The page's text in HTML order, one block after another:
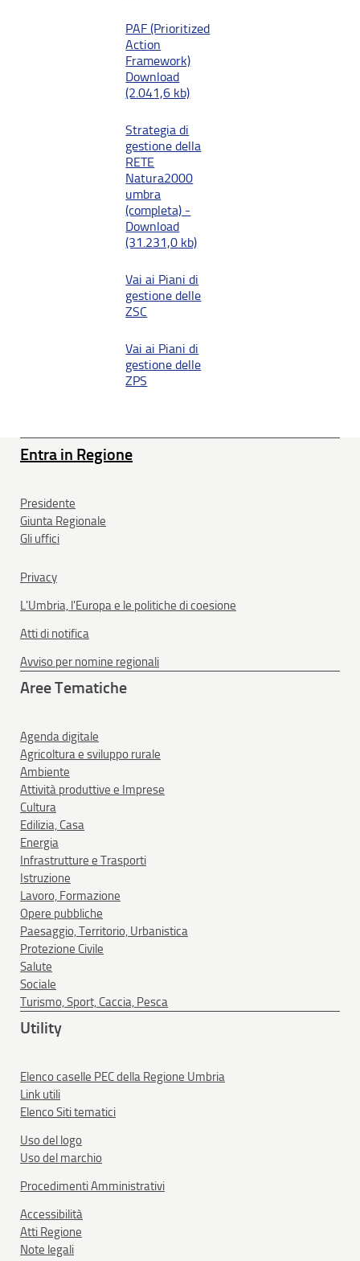
PAF (Prioritized
Action
Framework)
Download
(2.041,6 kb)
Strategia di
gestione della
RETE
Natura2000
umbra
(completa) -
Download
(31.231,0 kb)
Vai ai Piani di
gestione delle
ZSC
Vai ai Piani di
gestione delle
ZPS
Entra in Regione
Presidente
Giunta Regionale
Gli uffici
Privacy
L'Umbria, l'Europa e le politiche di coesione
Atti di notifica
Avviso per nomine regionali
Aree Tematiche
Agenda digitale
Agricoltura e sviluppo rurale
Ambiente
Attività produttive e Imprese
Cultura
Edilizia, Casa
Energia
Infrastrutture e Trasporti
Istruzione
Lavoro, Formazione
Opere pubbliche
Paesaggio, Territorio, Urbanistica
Protezione Civile
Salute
Sociale
Turismo, Sport, Caccia, Pesca
Utility
Elenco caselle PEC della Regione Umbria
Link utili
Elenco Siti tematici
Uso del logo
Uso del marchio
Procedimenti Amministrativi
Accessibilità
Atti Regione
Note legali